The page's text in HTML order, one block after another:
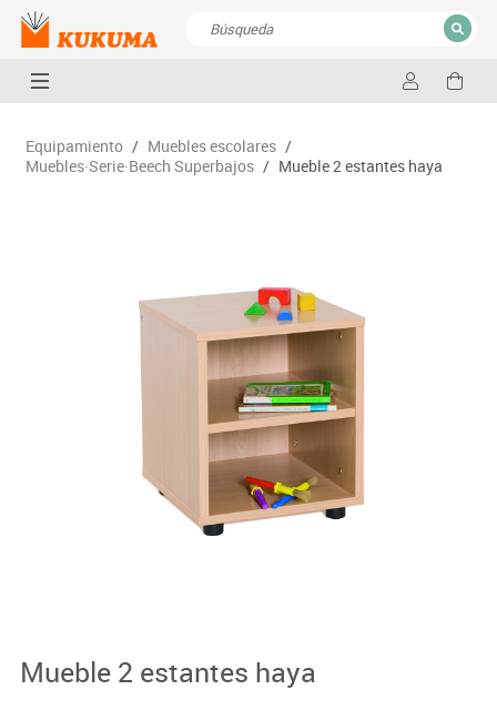
CERRAR
Equipamiento / Muebles escolares /
Muebles·Serie·Beech Superbajos / Mueble 2 estantes haya
Mueble 2 estantes haya